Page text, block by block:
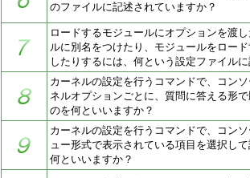
のファイルに記述されていますか？
ロードするモジュールにオプションを渡
ルに別名をつけたり、モジュールをロー
したりするには、何という設定ファイル
カーネルの設定を行うコマンドで、コン
ネルオプションごとに、質問に答える形
のを何といいますか？
カーネルの設定を行うコマンドで、コン
ュー形式で表示されている項目を選択し
何といいますか？